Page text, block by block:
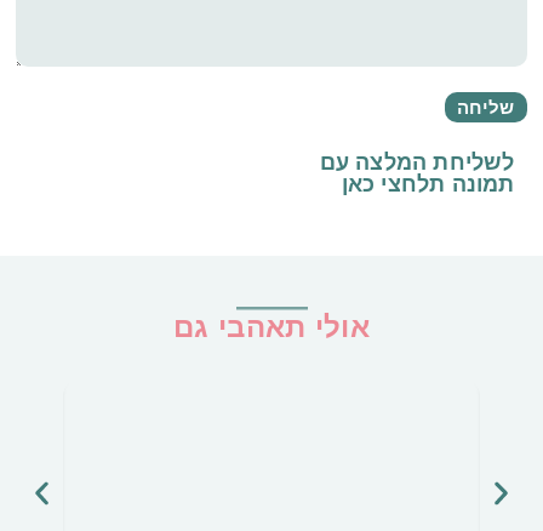
לשליחת המלצה עם
תמונה תלחצי כאן
אולי תאהבי גם